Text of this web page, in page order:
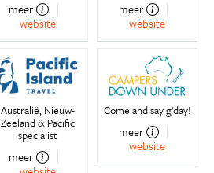
meer
website
meer
website
Australië, Nieuw-
Zeeland & Pacific
specialist
meer
Come and say g'day!
meer
website